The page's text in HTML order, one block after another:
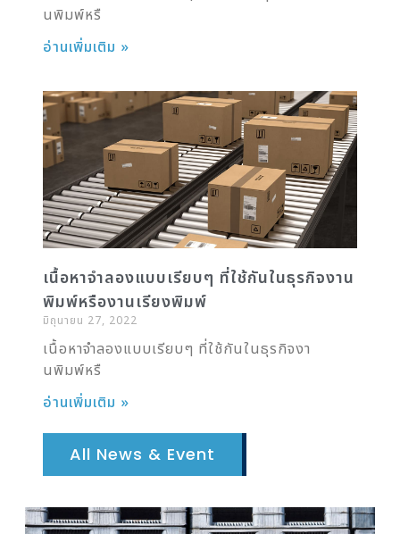
นพิมพ์หรื
อ่านเพิ่มเติม »
เนื้อหาจำลองแบบเรียบๆ ที่ใช้กันในธุรกิจงาน
พิมพ์หรืองานเรียงพิมพ์
มิถุนายน 27, 2022
เนื้อหาจำลองแบบเรียบๆ ที่ใช้กันในธุรกิจงา
นพิมพ์หรื
อ่านเพิ่มเติม »
All News & Event